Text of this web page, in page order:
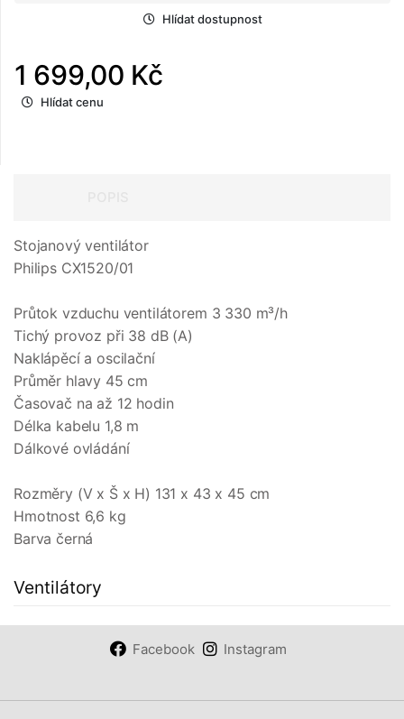
Hlídat dostupnost
1 699,00 Kč
Hlídat cenu
Stojanový ventilátor
Philips CX1520/01
Průtok vzduchu ventilátorem 3 330 m³/h
Tichý provoz při 38 dB (A)
Naklápěcí a oscilační
Průměr hlavy 45 cm
Časovač na až 12 hodin
Délka kabelu 1,8 m
Dálkové ovládání
Rozměry (V x Š x H) 131 x 43 x 45 cm
Hmotnost 6,6 kg
Barva černá
Ventilátory
Facebook Instagram